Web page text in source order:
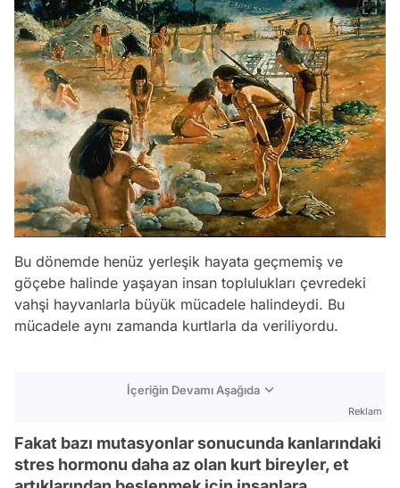
Bu dönemde henüz yerleşik hayata geçmemiş ve
göçebe halinde yaşayan insan toplulukları çevredeki
vahşi hayvanlarla büyük mücadele halindeydi. Bu
mücadele aynı zamanda kurtlarla da veriliyordu.
İçeriğin Devamı Aşağıda
Reklam
Fakat bazı mutasyonlar sonucunda kanlarındaki
stres hormonu daha az olan kurt bireyler, et